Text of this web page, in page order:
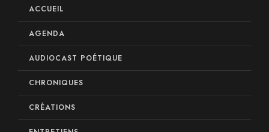
ACCUEIL
AGENDA
AUDIOCAST POÉTIQUE
CHRONIQUES
CRÉATIONS